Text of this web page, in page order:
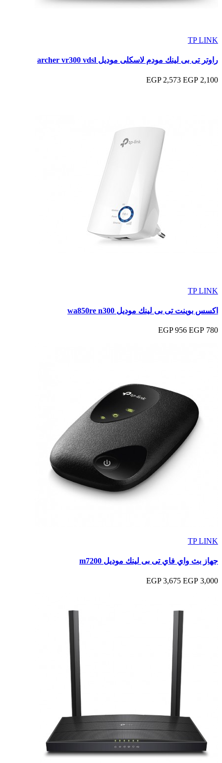
TP LINK
راوتر تى بى لينك مودم لاسكلى موديل archer vr300 vdsl
2,100 EGP
2,573 EGP
TP LINK
اكسس بوينت تى بى لينك موديل wa850re n300
780 EGP
956 EGP
TP LINK
جهاز بث واي فاي تى بى لينك موديل m7200
3,000 EGP
3,675 EGP